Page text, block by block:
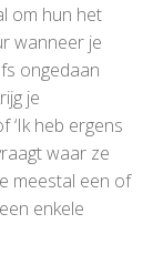
om hun het
wanneer je
ongedaan
je
‘Ik heb ergens
waar ze
meestal een of
enkele